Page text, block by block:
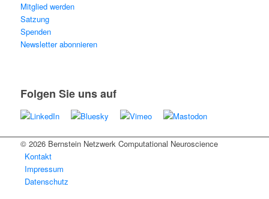
Mitglied werden
Satzung
Spenden
Newsletter abonnieren
Folgen Sie uns auf
© 2026 Bernstein Netzwerk Computational Neuroscience
Kontakt
Impressum
Datenschutz